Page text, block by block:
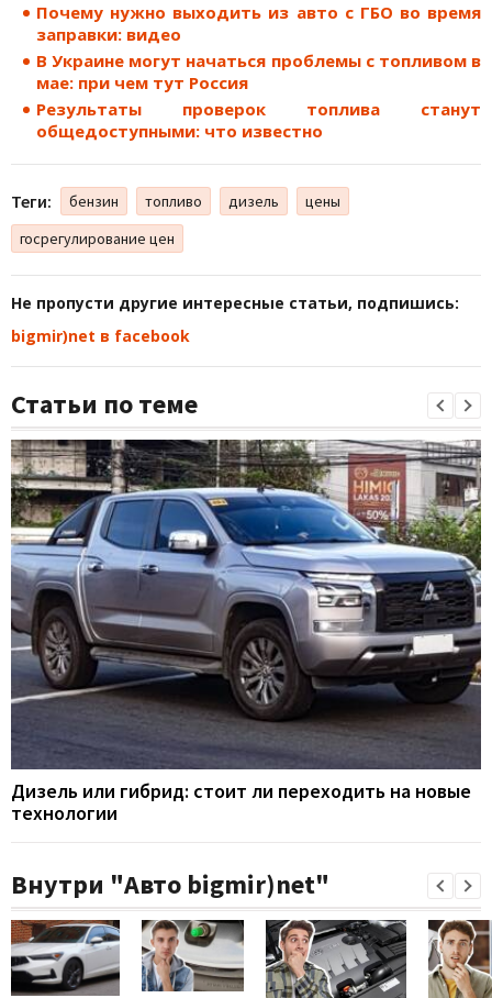
Почему нужно выходить из авто с ГБО во время
заправки: видео
В Украине могут начаться проблемы с топливом в
мае: при чем тут Россия
Результаты проверок топлива станут
общедоступными: что известно
Теги: бензин топливо дизель
цены
госрегулирование цен
Не пропусти другие интересные статьи, подпишись:
bigmir)net в facebook
Статьи по теме
Дизель или гибрид: стоит ли переходить на новые
технологии
Внутри "Авто bigmir)net"